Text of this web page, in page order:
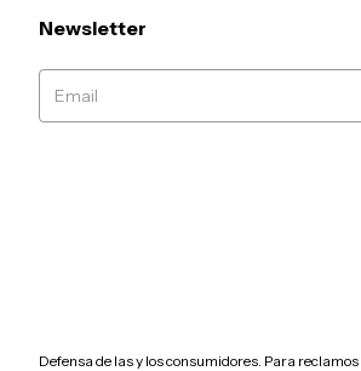
Newsletter
Defensa de las y los consumidores. Para reclamos